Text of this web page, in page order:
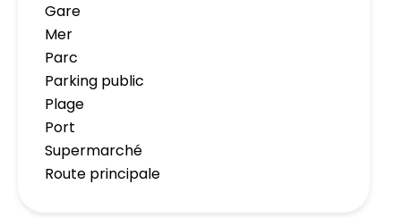
Gare
Mer
Parc
Parking public
Plage
Port
Supermarché
Route principale